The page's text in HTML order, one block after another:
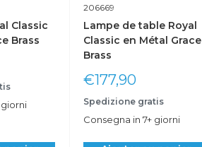
Classic
Brass
giorni
206669
Lampe de table Royal
Classic en Métal Grace
Brass
Prix
réduit
€177,90
Spedizione gratis
Consegna in 7+ giorni